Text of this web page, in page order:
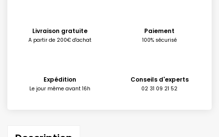
Livraison gratuite
A partir de 200€ d'achat
Paiement
100% sécurisé
Expédition
Le jour même avant 16h
Conseils d'experts
02 31 09 21 52